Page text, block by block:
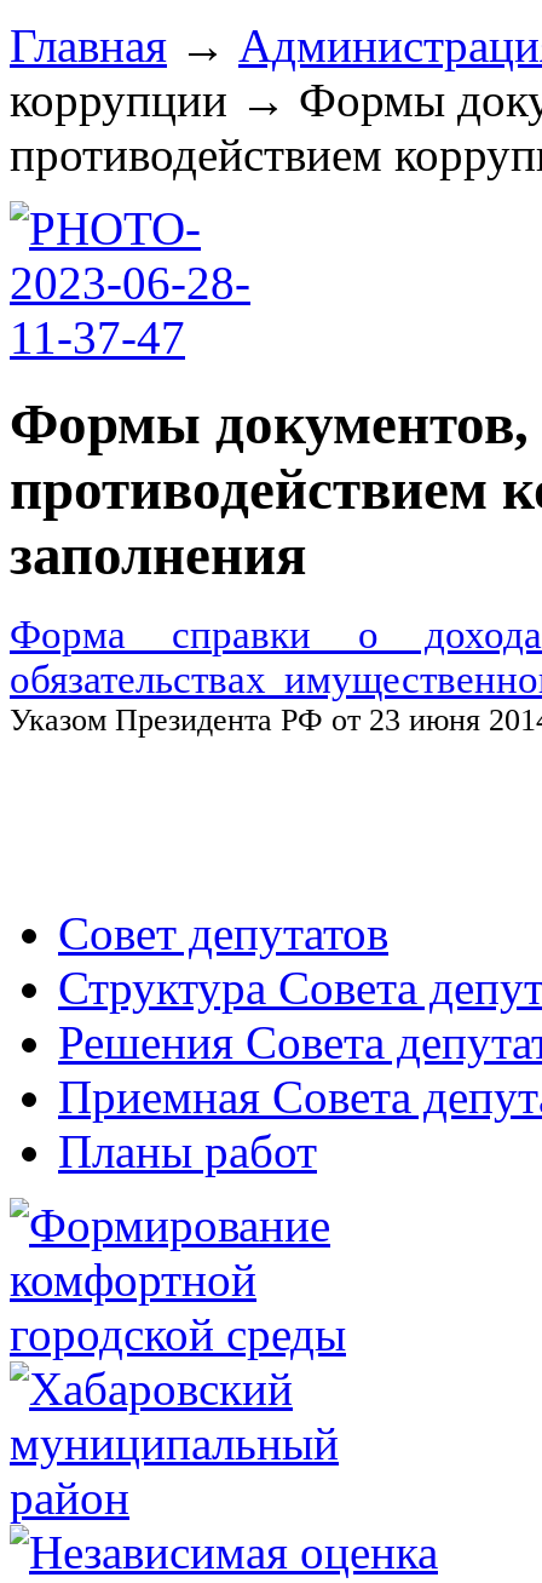
Главная →
коррупции → Формы
противодействием
Формы документов,
противодействием
заполнения
Форма справки о
обязательствах
Указом Президента РФ от 23 июня
Совет депутатов
Структура Совета
Решения Совета
Приемная Совета
Планы работ